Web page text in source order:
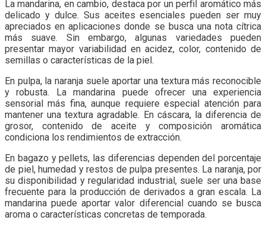
La mandarina, en cambio, destaca por un perfil aromático más
delicado y dulce. Sus aceites esenciales pueden ser muy
apreciados en aplicaciones donde se busca una nota cítrica
más suave. Sin embargo, algunas variedades pueden
presentar mayor variabilidad en acidez, color, contenido de
semillas o características de la piel.
En pulpa, la naranja suele aportar una textura más reconocible
y robusta. La mandarina puede ofrecer una experiencia
sensorial más fina, aunque requiere especial atención para
mantener una textura agradable. En cáscara, la diferencia de
grosor, contenido de aceite y composición aromática
condiciona los rendimientos de extracción.
En bagazo y pellets, las diferencias dependen del porcentaje
de piel, humedad y restos de pulpa presentes. La naranja, por
su disponibilidad y regularidad industrial, suele ser una base
frecuente para la producción de derivados a gran escala. La
mandarina puede aportar valor diferencial cuando se busca
aroma o características concretas de temporada.